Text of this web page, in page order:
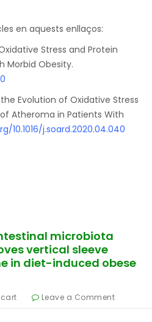
en aquests enllaços:
Stress and Protein
Morbid Obesity.
Evolution of Oxidative Stress
Atheroma in Patients With
10.1016/j.soard.2020.04.040
microbiota
vertical sleeve
in diet-induced obese
Leave a Comment